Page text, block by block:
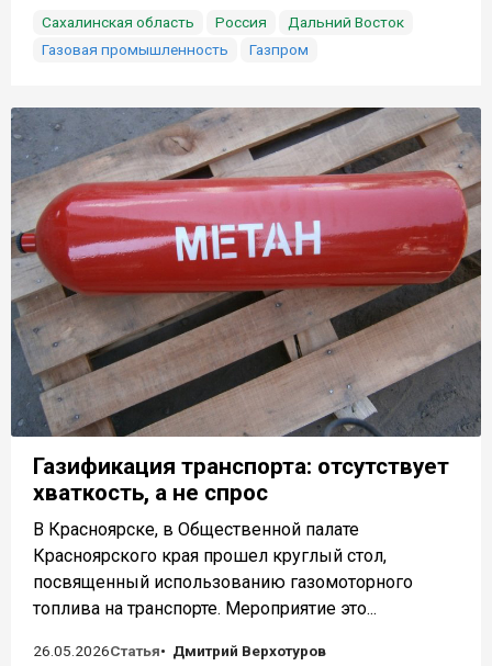
Сахалинская область
Россия
Дальний Восток
Газовая промышленность
Газпром
Газификация транспорта: отсутствует
хваткость, а не спрос
В Красноярске, в Общественной палате
Красноярского края прошел круглый стол,
посвященный использованию газомоторного
топлива на транспорте. Мероприятие это...
26.05.2026Статья
Дмитрий Верхотуров